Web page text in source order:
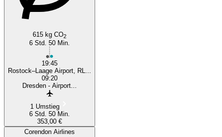
615 kg CO2
6 Std. 50 Min.
19:45
Rostock–Laage Airport, RL...
09:20
Dresden - Airport...
1 Umstieg
6 Std. 50 Min.
353,00 €
Corendon Airlines